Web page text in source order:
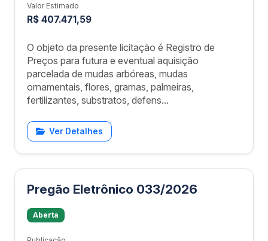
Valor Estimado
R$ 407.471,59
O objeto da presente licitação é Registro de
Preços para futura e eventual aquisição
parcelada de mudas arbóreas, mudas
ornamentais, flores, gramas, palmeiras,
fertilizantes, substratos, defens...
Ver Detalhes
Pregão Eletrônico 033/2026
Aberta